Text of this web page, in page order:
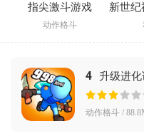
指尖激斗游戏
动作格斗
4 升级进
动作格斗 /